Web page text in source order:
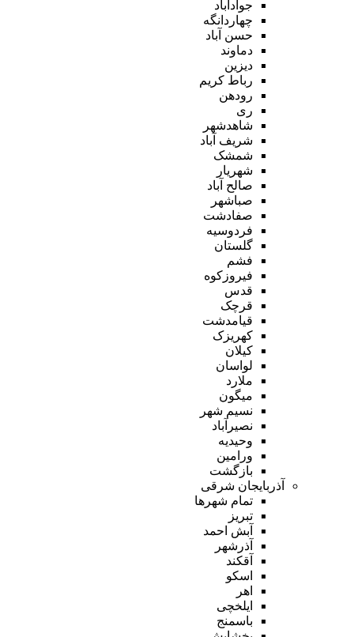
جوادآباد
چهاردانگه
حسن آباد
دماوند
دیزین
رباط کریم
رودهن
ری
شاهدشهر
شریف آباد
شمشک
شهریار
صالح آباد
صباشهر
صفادشت
فردوسیه
گلستان
فشم
فیروزکوه
قدس
قرچک
قیامدشت
کهریزک
کیلان
لواسان
ملارد
میگون
نسیم شهر
نصیرآباد
وحیدیه
ورامین
بازگشت
آذربایجان شرقی
تمام شهر‌ها
تبریز
آبش احمد
آذرشهر
آقکند
اسکو
اهر
ایلخچی
باسمنج